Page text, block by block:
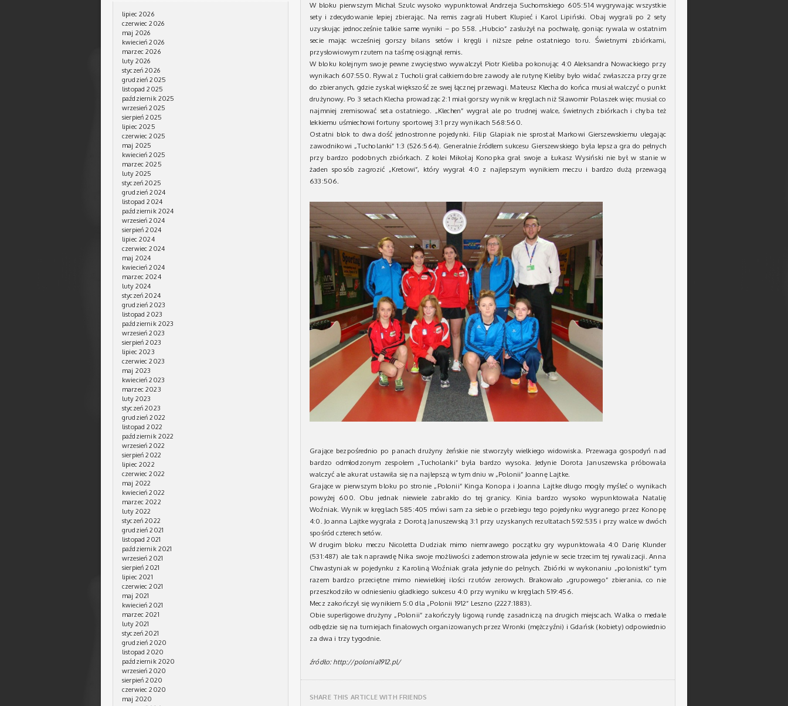
W bloku pierwszym Michał Szulc wysoko wypunktował Andrzeja Suchomskiego 605:514 wygrywając wszystkie
sety i zdecydowanie lepiej zbierając. Na remis zagrali Hubert Klupieć i Karol Lipiński. Obaj wygrali po 2 sety
uzyskując jednocześnie talkie same wyniki – po 558. „Hubcio” zasłużył na pochwałę, goniąc rywala w ostatnim
secie mając wcześniej gorszy bilans setów i kręgli i niższe pełne ostatniego toru. Świetnymi zbiórkami,
przysłowiowym rzutem na taśmę osiągnął remis.
W bloku kolejnym swoje pewne zwycięstwo wywalczył Piotr Kieliba pokonując 4:0 Aleksandra Nowackiego przy
wynikach 607:550. Rywal z Tucholi grał całkiem dobre zawody ale rutynę Kieliby było widać zwłaszcza przy grze
do zbieranych, gdzie zyskał większość ze swej łącznej przewagi. Mateusz Klecha do końca musiał walczyć o punkt
drużynowy. Po 3 setach Klecha prowadząc 2:1 miał gorszy wynik w kręglach niż Sławomir Polaszek więc musiał co
najmniej zremisować seta ostatniego. „Klechen” wygrał ale po trudnej walce, świetnych zbiórkach i chyba też
lekkiemu uśmiechowi fortuny sportowej 3:1 przy wynikach 568:560.
Ostatni blok to dwa dość jednostronne pojedynki. Filip Glapiak nie sprostał Markowi Gierszewskiemu ulegając
zawodnikowi „Tucholanki” 1:3 (526:564). Generalnie źródłem sukcesu Gierszewskiego była lepsza gra do pełnych
przy bardzo podobnych zbiórkach. Z kolei Mikołaj Konopka grał swoje a Łukasz Wysiński nie był w stanie w
żaden sposób zagrozić „Kretowi”, który wygrał 4:0 z najlepszym wynikiem meczu i bardzo dużą przewagą
633:506.
Grające bezpośrednio po panach drużyny żeńskie nie stworzyły wielkiego widowiska. Przewaga gospodyń nad
bardzo odmłodzonym zespołem „Tucholanki” była bardzo wysoka. Jedynie Dorota Januszewska próbowała
walczyć ale akurat ustawiła się na najlepszą w tym dniu w „Polonii” Joannę Lajtke.
Grające w pierwszym bloku po stronie „Polonii” Kinga Konopa i Joanna Lajtke długo mogły myśleć o wynikach
powyżej 600. Obu jednak niewiele zabrakło do tej granicy. Kinia bardzo wysoko wypunktowała Natalię
Woźniak. Wynik w kręglach 585:405 mówi sam za siebie o przebiegu tego pojedynku wygranego przez Konopę
4:0. Joanna Lajtke wygrała z Dorotą Januszewską 3:1 przy uzyskanych rezultatach 592:535 i przy walce w dwóch
spośród czterech setów.
W drugim bloku meczu Nicoletta Dudziak mimo niemrawego początku gry wypunktowała 4:0 Darię Klunder
(531:487) ale tak naprawdę Nika swoje możliwości zademonstrowała jedynie w secie trzecim tej rywalizacji. Anna
Chwastyniak w pojedynku z Karoliną Woźniak grała jedynie do pełnych. Zbiórki w wykonaniu „polonistki” tym
razem bardzo przeciętne mimo niewielkiej ilości rzutów zerowych. Brakowało „grupowego” zbierania, co nie
przeszkodziło w odniesieniu gładkiego sukcesu 4:0 przy wyniku w kręglach 519:456.
Mecz zakończył się wynikiem 5:0 dla „Polonii 1912” Leszno (2227:1883).
Obie superligowe drużyny „Polonii” zakończyły ligową rundę zasadniczą na drugich miejscach. Walka o medale
odbędzie się na turniejach finałowych organizowanych przez Wronki (mężczyźni) i Gdańsk (kobiety) odpowiednio
za dwa i trzy tygodnie.
źródło: http://polonia1912.pl/
SHARE THIS ARTICLE WITH FRIENDS
lipiec 2026
czerwiec 2026
maj 2026
kwiecień 2026
marzec 2026
luty 2026
styczeń 2026
grudzień 2025
listopad 2025
październik 2025
wrzesień 2025
sierpień 2025
lipiec 2025
czerwiec 2025
maj 2025
kwiecień 2025
marzec 2025
luty 2025
styczeń 2025
grudzień 2024
listopad 2024
październik 2024
wrzesień 2024
sierpień 2024
lipiec 2024
czerwiec 2024
maj 2024
kwiecień 2024
marzec 2024
luty 2024
styczeń 2024
grudzień 2023
listopad 2023
październik 2023
wrzesień 2023
sierpień 2023
lipiec 2023
czerwiec 2023
maj 2023
kwiecień 2023
marzec 2023
luty 2023
styczeń 2023
grudzień 2022
listopad 2022
październik 2022
wrzesień 2022
sierpień 2022
lipiec 2022
czerwiec 2022
maj 2022
kwiecień 2022
marzec 2022
luty 2022
styczeń 2022
grudzień 2021
listopad 2021
październik 2021
wrzesień 2021
sierpień 2021
lipiec 2021
czerwiec 2021
maj 2021
kwiecień 2021
marzec 2021
luty 2021
styczeń 2021
grudzień 2020
listopad 2020
październik 2020
wrzesień 2020
sierpień 2020
czerwiec 2020
maj 2020